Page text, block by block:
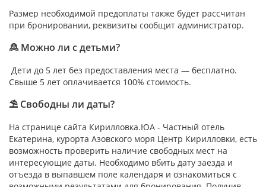
Размер необходимой предоплаты также будет рассчитан
при бронировании, реквизиты сообщит администратор.
🙎 Можно ли с детьми?
Дети до 5 лет без предоставления места — бесплатно.
Свыше 5 лет оплачивается 100% стоимость.
⛱ Свободны ли даты?
На странице сайта Кирилловка.ЮА - Частный отель
Екатерина, курорта Азовского моря Центр Кирилловки, есть
возможность проверить наличие свободных мест на
интересующие даты. Необходимо вбить дату заезда и
отъезда в выпавшем поле календаря и ознакомиться с